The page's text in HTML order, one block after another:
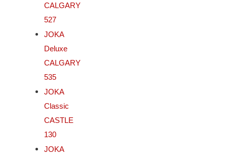
CALGARY
527
JOKA
Deluxe
CALGARY
535
JOKA
Classic
CASTLE
130
JOKA